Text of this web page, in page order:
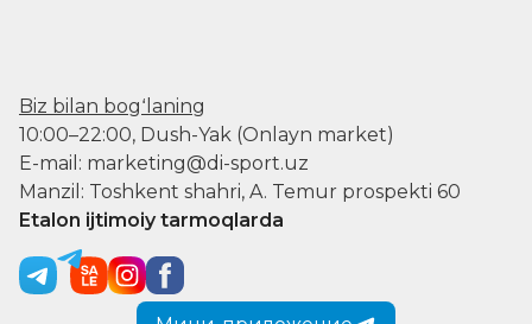
Biz bilan bogʻlaning
10:00–22:00, Dush-Yak (Onlayn market)
E-mail: marketing@di-sport.uz
Manzil: Toshkent shahri, A. Temur prospekti 60
Etalon ijtimoiy tarmoqlarda